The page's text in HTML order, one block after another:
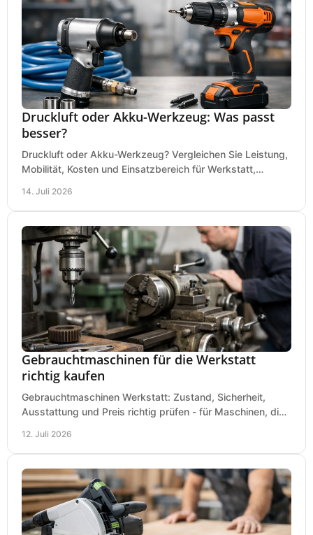
Druckluft oder Akku-Werkzeug: Was passt
besser?
Druckluft oder Akku-Werkzeug? Vergleichen Sie Leistung,
Mobilität, Kosten und Einsatzbereich für Werkstatt,
14. Juli 2026
Gebrauchtmaschinen für die Werkstatt
richtig kaufen
Gebrauchtmaschinen Werkstatt: Zustand, Sicherheit,
Ausstattung und Preis richtig prüfen - für Maschinen, die
12. Juli 2026